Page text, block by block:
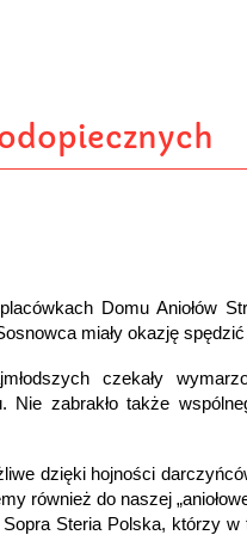
Domu Aniołów
miały okazję
czekały
Nie zabrakło także
dzięki hojności
również do naszej
Steria Polska, którzy